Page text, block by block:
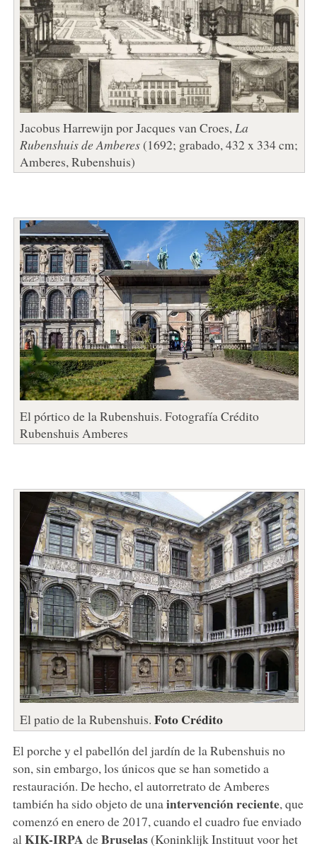
Jacobus Harrewijn por Jacques van Croes, La
Rubenshuis de Amberes(1692; grabado, 432 x 334 cm;
Amberes, Rubenshuis)
El pórtico de la Rubenshuis. Fotografía Crédito
Rubenshuis Amberes
El patio de la Rubenshuis. Foto Crédito
El porche y el pabellón del jardín de la Rubenshuis no
son, sin embargo, los únicos que se han sometido a
restauración. De hecho, el autorretrato de Amberes
también ha sido objeto de una intervención reciente, que
comenzó en enero de 2017, cuando el cuadro fue enviado
al KIK-IRPA deBruselas(Koninklijk Instituut voor het